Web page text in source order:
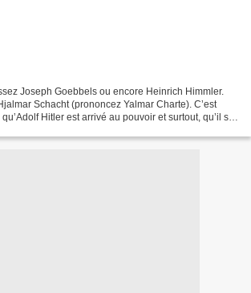
Joseph Goebbels ou encore Heinrich Himmler.
Schacht (prononcez Yalmar Charte). C’est
Hitler est arrivé au pouvoir et surtout, qu’il s’y